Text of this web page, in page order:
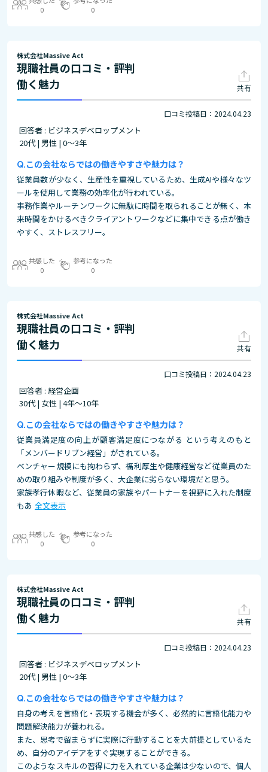
0
0
株式会社Massive Act
現職社員の口コミ・評判
働く魅力
共有
口コミ投稿日：2024.04.23
回答者 : ビジネスデベロップメント
20代 | 男性 | 0～3年
この会社ならではの働きやすさや魅力は？
従業員数が少なく、生産性を重視しているため、生成AIや様々なツ
ールを使用して業務の効率化が行われている。
事務作業やルーチンワークに無駄に時間を取られることが無く、本
来時間をかけるべきクライアントワークなどに集中できる点が働き
やすく、ストレスフリー。
共感した
0
参考になった
0
株式会社Massive Act
現職社員の口コミ・評判
働く魅力
共有
口コミ投稿日：2024.04.23
回答者 : 経営企画
30代 | 女性 | 4年～10年
この会社ならではの働きやすさや魅力は？
従業員満足度の向上が顧客満足度につながる という考えのもと
「メンバードリブン経営」がされている。
ベンチャー規模にも拘わらず、福利厚生や健康経営など従業員のた
めの取り組みや制度が多く、大企業に劣らない環境だと思う。
家族孝行休暇など、従業員の家族やパートナーを視野に入れた制度
もあ 全文表示
共感した
0
参考になった
0
株式会社Massive Act
現職社員の口コミ・評判
働く魅力
共有
口コミ投稿日：2024.04.23
回答者 : ビジネスデベロップメント
20代 | 男性 | 0～3年
この会社ならではの働きやすさや魅力は？
自身の考えを言語化・表現する機会が多く、必然的に言語化能力や
問題解決能力が養われる。
また、思考で留まらずに実際に行動することを大前提としているた
め、自分のアイデアをすぐ実現することができる。
このようなスキルの習得に力を入れている企業は少ないので、個人